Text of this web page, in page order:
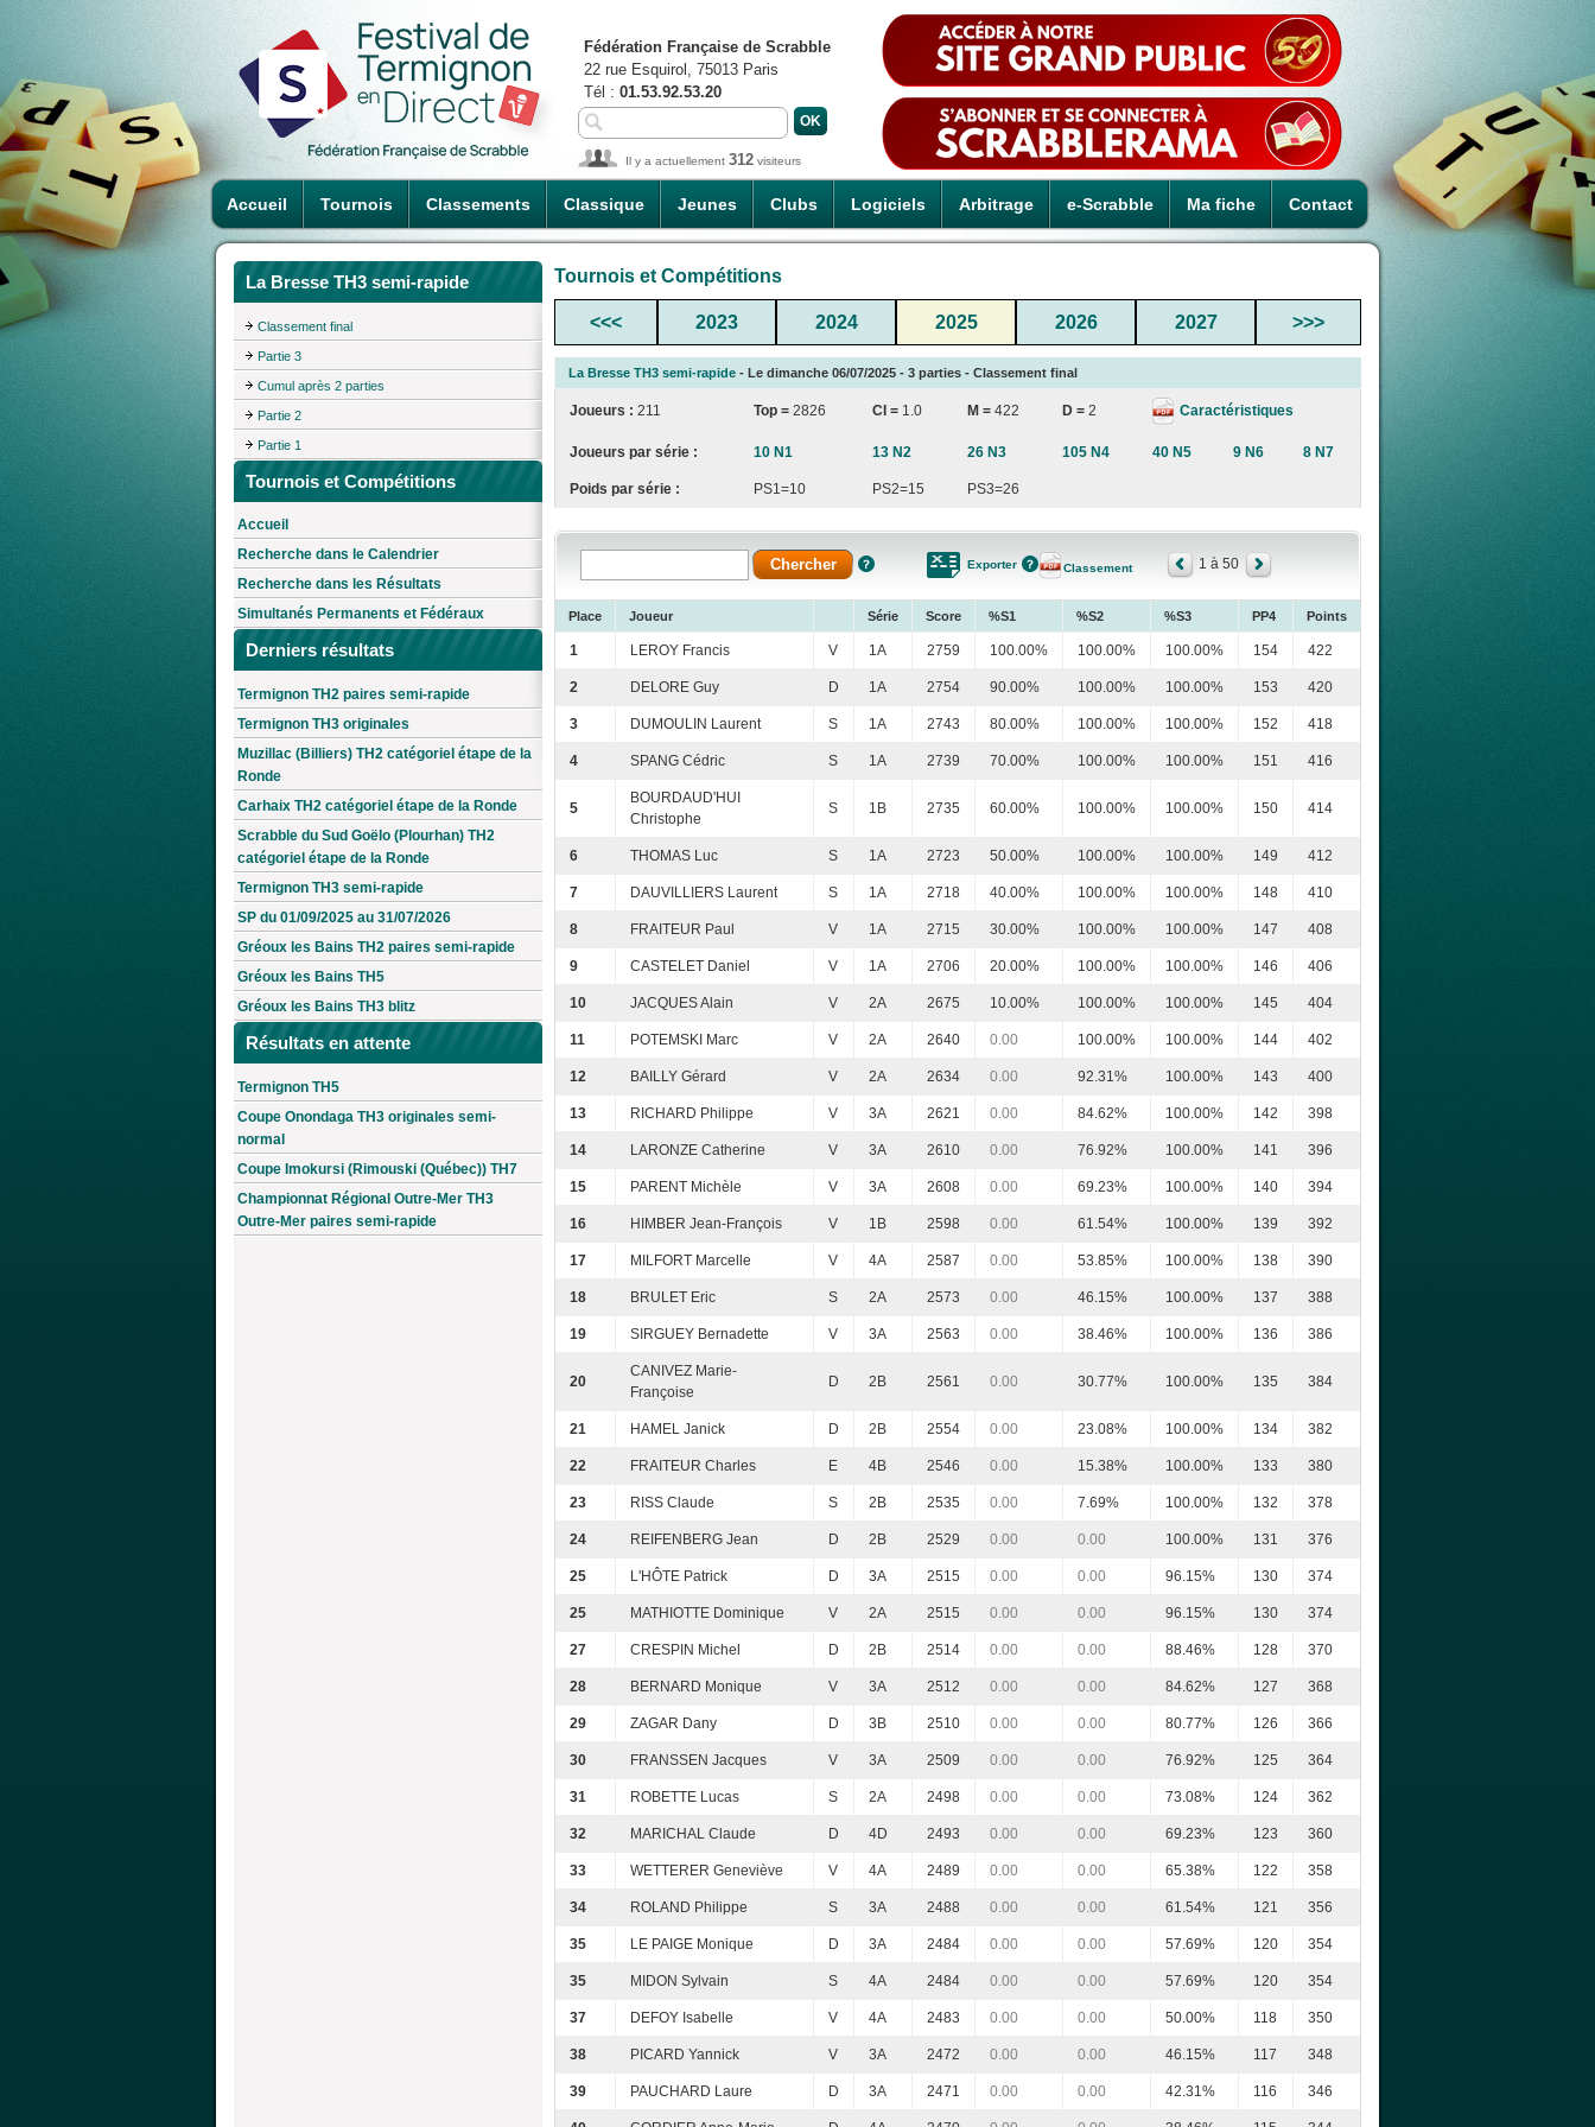
Accueil Tournois Classements Classique Jeunes Clubs Logiciels Arbitrage e-Scrabble Ma fiche Contact
Fédération Française de Scrabble
22 rue Esquirol, 75013 Paris
Tél : 01.53.92.53.20
Il y a actuellement 312 visiteurs
La Bresse TH3 semi-rapide
Classement final
Partie 3
Cumul après 2 parties
Partie 2
Partie 1
Tournois et Compétitions
Accueil
Recherche dans le Calendrier
Recherche dans les Résultats
Simultanés Permanents et Fédéraux
Derniers résultats
Termignon TH2 paires semi-rapide
Termignon TH3 originales
Muzillac (Billiers) TH2 catégoriel étape de la
Ronde
Carhaix TH2 catégoriel étape de la Ronde
Scrabble du Sud Goëlo (Plourhan) TH2
catégoriel étape de la Ronde
Termignon TH3 semi-rapide
SP du 01/09/2025 au 31/07/2026
Gréoux les Bains TH2 paires semi-rapide
Gréoux les Bains TH5
Gréoux les Bains TH3 blitz
Résultats en attente
Termignon TH5
Coupe Onondaga TH3 originales semi-
normal
Coupe Imokursi (Rimouski (Québec)) TH7
Championnat Régional Outre-Mer TH3
Outre-Mer paires semi-rapide
Tournois et Compétitions
<<< 2023 2024 2025 2026 2027 >>>
La Bresse TH3 semi-rapide - Le dimanche 06/07/2025 - 3 parties - Classement final
Joueurs : 211 Top = 2826 CI = 1.0 M = 422 D = 2 Caractéristiques
Joueurs par série : 10 N1 13 N2 26 N3 105 N4 40 N5 9 N6 8 N7
Poids par série : PS1=10 PS2=15 PS3=26
Exporter Classement 1 à 50
Place Joueur Série Score %S1 %S2 %S3 PP4 Points
1 LEROY Francis V 1A 2759 100.00% 100.00% 100.00% 154 422
2 DELORE Guy D 1A 2754 90.00% 100.00% 100.00% 153 420
3 DUMOULIN Laurent S 1A 2743 80.00% 100.00% 100.00% 152 418
4 SPANG Cédric S 1A 2739 70.00% 100.00% 100.00% 151 416
5
BOURDAUD'HUI
Christophe
S 1B 2735 60.00% 100.00% 100.00% 150 414
6 THOMAS Luc S 1A 2723 50.00% 100.00% 100.00% 149 412
7 DAUVILLIERS Laurent S 1A 2718 40.00% 100.00% 100.00% 148 410
8 FRAITEUR Paul V 1A 2715 30.00% 100.00% 100.00% 147 408
9 CASTELET Daniel V 1A 2706 20.00% 100.00% 100.00% 146 406
10 JACQUES Alain V 2A 2675 10.00% 100.00% 100.00% 145 404
11 POTEMSKI Marc V 2A 2640 0.00 100.00% 100.00% 144 402
12 BAILLY Gérard V 2A 2634 0.00 92.31% 100.00% 143 400
13 RICHARD Philippe V 3A 2621 0.00 84.62% 100.00% 142 398
14 LARONZE Catherine V 3A 2610 0.00 76.92% 100.00% 141 396
15 PARENT Michèle V 3A 2608 0.00 69.23% 100.00% 140 394
16 HIMBER Jean-François V 1B 2598 0.00 61.54% 100.00% 139 392
17 MILFORT Marcelle V 4A 2587 0.00 53.85% 100.00% 138 390
18 BRULET Eric S 2A 2573 0.00 46.15% 100.00% 137 388
19 SIRGUEY Bernadette V 3A 2563 0.00 38.46% 100.00% 136 386
20
CANIVEZ Marie-
Françoise
D 2B 2561 0.00 30.77% 100.00% 135 384
21 HAMEL Janick D 2B 2554 0.00 23.08% 100.00% 134 382
22 FRAITEUR Charles E 4B 2546 0.00 15.38% 100.00% 133 380
23 RISS Claude S 2B 2535 0.00 7.69% 100.00% 132 378
24 REIFENBERG Jean D 2B 2529 0.00 0.00 100.00% 131 376
25 L'HÔTE Patrick D 3A 2515 0.00 0.00 96.15% 130 374
25 MATHIOTTE Dominique V 2A 2515 0.00 0.00 96.15% 130 374
27 CRESPIN Michel D 2B 2514 0.00 0.00 88.46% 128 370
28 BERNARD Monique V 3A 2512 0.00 0.00 84.62% 127 368
29 ZAGAR Dany D 3B 2510 0.00 0.00 80.77% 126 366
30 FRANSSEN Jacques V 3A 2509 0.00 0.00 76.92% 125 364
31 ROBETTE Lucas S 2A 2498 0.00 0.00 73.08% 124 362
32 MARICHAL Claude D 4D 2493 0.00 0.00 69.23% 123 360
33 WETTERER Geneviève V 4A 2489 0.00 0.00 65.38% 122 358
34 ROLAND Philippe S 3A 2488 0.00 0.00 61.54% 121 356
35 LE PAIGE Monique D 3A 2484 0.00 0.00 57.69% 120 354
35 MIDON Sylvain S 4A 2484 0.00 0.00 57.69% 120 354
37 DEFOY Isabelle V 4A 2483 0.00 0.00 50.00% 118 350
38 PICARD Yannick V 3A 2472 0.00 0.00 46.15% 117 348
39 PAUCHARD Laure D 3A 2471 0.00 0.00 42.31% 116 346